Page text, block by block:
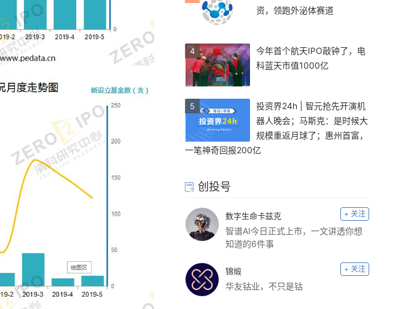
资，领跑外泌体赛道
4
今年首个航天IPO敲钟了，电
科蓝天市值1000亿
5
投资界24h | 智元抢先开演机
器人晚会；马斯克：是时候大
规模重返月球了；惠州首富，
一笔神奇回报200亿
创投号
数字生命卡兹克 + 关注
智谱AI今日正式上市，一文讲透你想
知道的6件事
锦缎 + 关注
华友钴业，不只是钴